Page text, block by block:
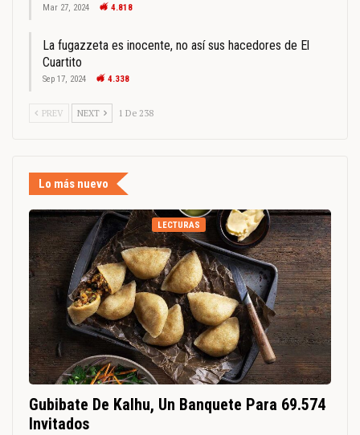
Mar 27, 2024 4.818
La fugazzeta es inocente, no así sus hacedores de El
Cuartito
Sep 17, 2024 4.338
PREV NEXT 1 De 238
Lo más nuevo
LECTURAS
Gubibate De Kalhu, Un Banquete Para 69.574
Invitados